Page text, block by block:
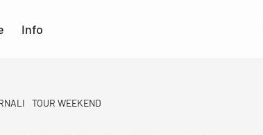
Info
TOUR WEEKEND